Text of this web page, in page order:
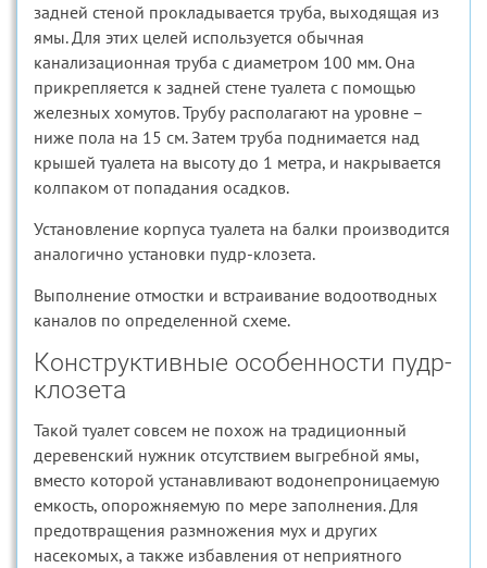
задней стеной прокладывается труба, выходящая из
ямы. Для этих целей используется обычная
канализационная труба с диаметром 100 мм. Она
прикрепляется к задней стене туалета с помощью
железных хомутов. Трубу располагают на уровне –
ниже пола на 15 см. Затем труба поднимается над
крышей туалета на высоту до 1 метра, и накрывается
колпаком от попадания осадков.
Установление корпуса туалета на балки производится
аналогично установки пудр-клозета.
Выполнение отмостки и встраивание водоотводных
каналов по определенной схеме.
Конструктивные особенности пудр-
клозета
Такой туалет совсем не похож на традиционный
деревенский нужник отсутствием выгребной ямы,
вместо которой устанавливают водонепроницаемую
емкость, опорожняемую по мере заполнения. Для
предотвращения размножения мух и других
насекомых, а также избавления от неприятного